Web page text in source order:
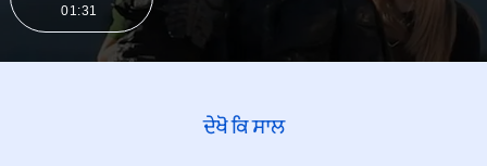
01:31
ਦੇਖੋ ਕਿ ਸਾਲ